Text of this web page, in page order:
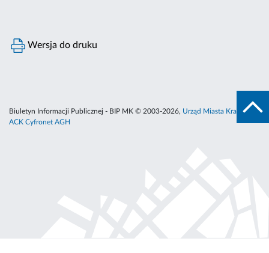
Wersja do druku
Biuletyn Informacji Publicznej - BIP MK © 2003-2026, Urząd Miasta Krakowa
ACK Cyfronet AGH